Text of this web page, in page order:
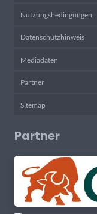
Nutzungsbedingungen
Datenschutzhinweis
Mediadaten
Partner
Sitemap
Partner